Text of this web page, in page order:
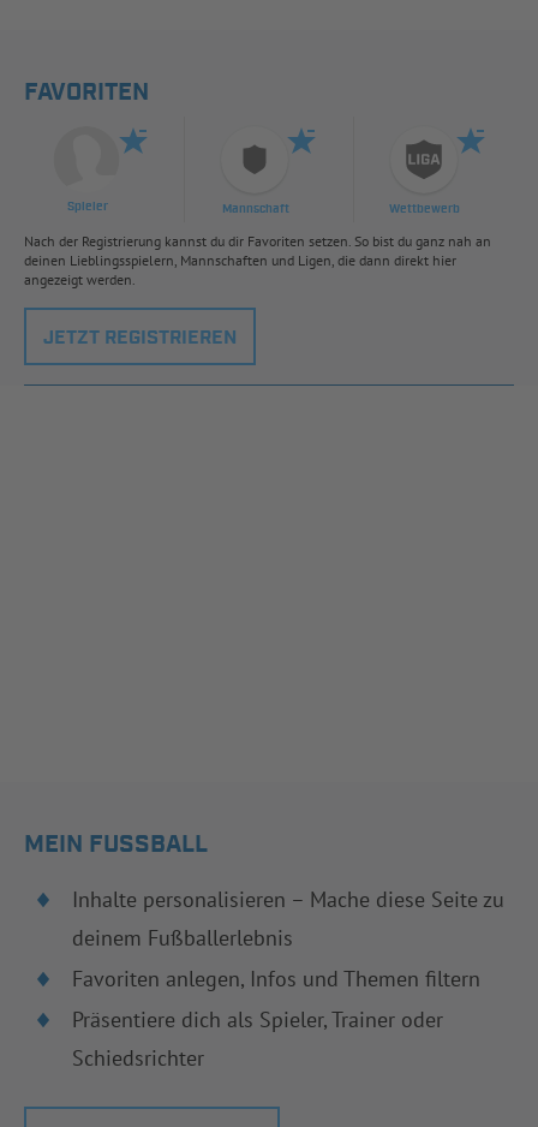
FAVORITEN
Spieler Mannschaft Wettbewerb
Nach der Registrierung kannst du dir Favoriten setzen. So bist du ganz nah an
deinen Lieblingsspielern, Mannschaften und Ligen, die dann direkt hier
angezeigt werden.
JETZT REGISTRIEREN
MEIN FUSSBALL
Inhalte personalisieren – Mache diese Seite zu
deinem Fußballerlebnis
Favoriten anlegen, Infos und Themen filtern
Präsentiere dich als Spieler, Trainer oder
Schiedsrichter